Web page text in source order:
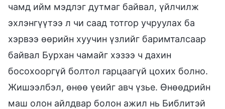
чамд ийм мэдлэг дутмаг байвал, үйлчилж
эхлэнгүүтээ л чи саад тотгор учруулах ба
хэрвээ өөрийн хуучин үзлийг баримталсаар
байвал Бурхан чамайг хэзээ ч дахин
босохооргүй болтол гарцаагүй цохих болно.
Жишээлбэл, өнөө үеийг авч үзье. Өнөөдрийн
маш олон айлдвар болон ажил нь Библитэй